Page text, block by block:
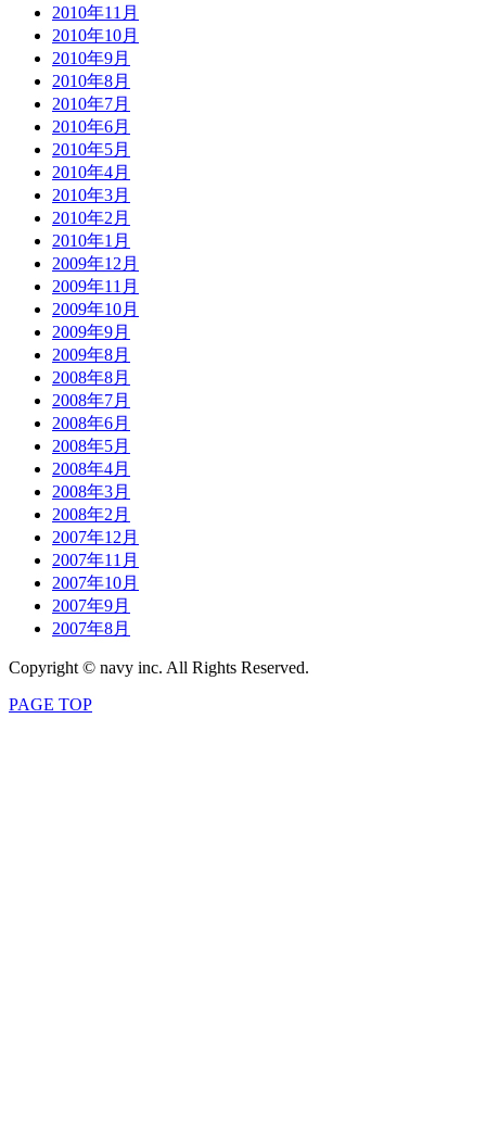
2010年11月
2010年10月
2010年9月
2010年8月
2010年7月
2010年6月
2010年5月
2010年4月
2010年3月
2010年2月
2010年1月
2009年12月
2009年11月
2009年10月
2009年9月
2009年8月
2008年8月
2008年7月
2008年6月
2008年5月
2008年4月
2008年3月
2008年2月
2007年12月
2007年11月
2007年10月
2007年9月
2007年8月
Copyright © navy inc. All Rights Reserved.
PAGE TOP